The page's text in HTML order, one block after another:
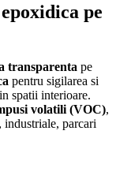
pe
transparenta pe
pentru sigilarea si
spatii interioare.
volatili (VOC),
parcari